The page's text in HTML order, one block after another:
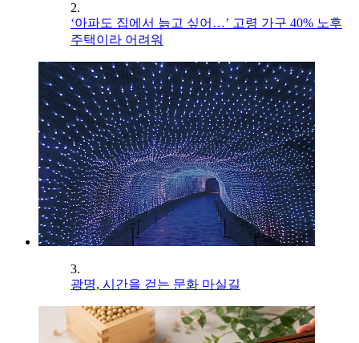
2.
‘아파도 집에서 늙고 싶어…’ 고령 가구 40% 노후
주택이라 어려워
3.
광명, 시간을 걷는 문화 마실길